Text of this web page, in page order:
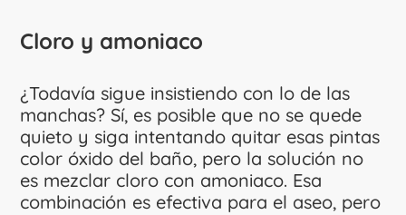
Cloro y amoniaco
¿Todavía sigue insistiendo con lo de las
manchas? Sí, es posible que no se quede
quieto y siga intentando quitar esas pintas
color óxido del baño, pero la solución no
es mezclar cloro con amoniaco. Esa
combinación es efectiva para el aseo, pero